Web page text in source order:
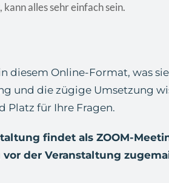
alles sehr einfach sein.
diesem Online-Format, was
und die zügige Umsetzung
Platz für Ihre Fragen.
findet als ZOOM-
der Veranstaltung